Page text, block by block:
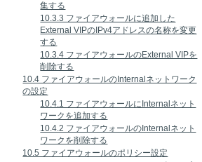
集する
10.3.3 ファイアウォールに追加した
External VIPのIPv4アドレスの名称を変更
する
10.3.4 ファイアウォールのExternal VIPを
削除する
10.4 ファイアウォールのInternalネットワーク
の設定
10.4.1 ファイアウォールにInternalネット
ワークを追加する
10.4.2 ファイアウォールのInternalネット
ワークを削除する
10.5 ファイアウォールのポリシー設定